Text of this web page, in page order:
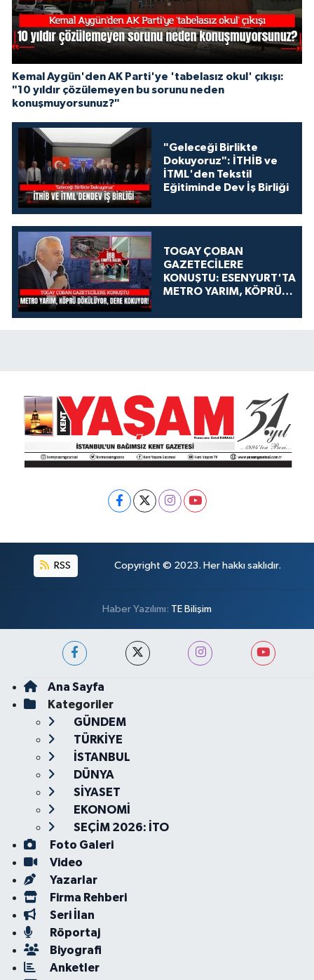
Kemal Aygün'den AK Parti'ye 'tabelasız okul' çıkışı:
"10 yıldır çözülemeyen bu sorunu neden
konuşmuyorsunuz?"
"Geleceği Birlikte
Dokuyoruz": İTHİB ve
İTML'den Tekstil
Eğitiminde Dev İş Birliği
TOGAY ÇOBAN
GAZETECİLERE
KONUŞTU: ESENYURT'TA
METRO YARIM, KÖPRÜ
KOKUYOR!
RSS Copyright © 2023. Her hakkı saklıdır.
Haber Yazılımı: TE Bilişim
Ana Sayfa
Kategoriler
GÜNDEM
TÜRKİYE
İSTANBUL
DÜNYA
SİYASET
EKONOMİ
SEÇİM 2026: İTO
Foto Galeri
Video
Yazarlar
Firma Rehberi
Seri İlan
Röportaj
Biyografi
Anketler